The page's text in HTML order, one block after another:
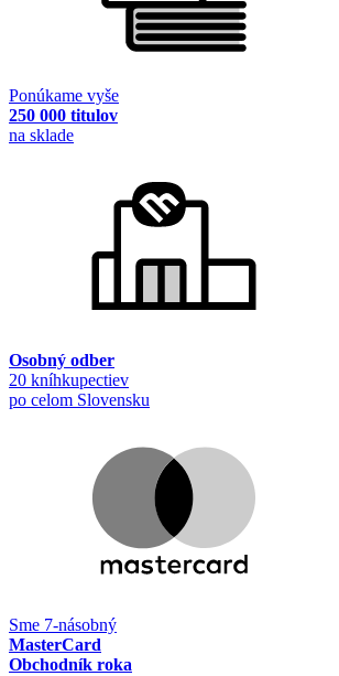
Ponúkame vyše
250 000 titulov
na sklade
Osobný odber
20 kníhkupectiev
po celom Slovensku
Sme 7-násobný
MasterCard
Obchodník roka